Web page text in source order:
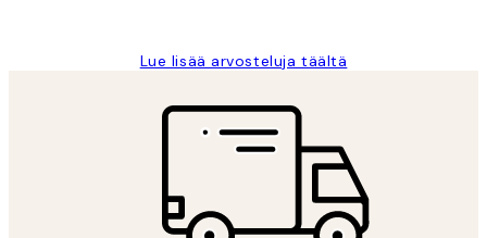
Lue lisää arvosteluja täältä